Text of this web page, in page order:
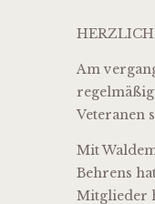
Am
Veteranen
Mit
Behrens
Mitglieder